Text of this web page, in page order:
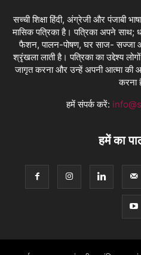
सच्ची शिक्षा हिंदी, अंग्रेजी और पंजाबी
मासिक पत्रिका है। पत्रिका अपने साथ;
फैशन, पालन-पोषण, घर साज- सज्जा
श्रृंखला लाती है। पत्रिका का उद्देश्य
जागृत करना और उन्हें अपनी आत्मा की
करना
हमें संपर्क करें:
हमें का